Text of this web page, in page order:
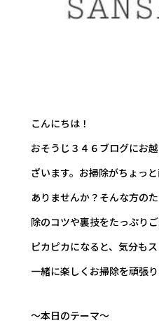
こんにちは！
おそうじ３４６ブログにお
ざいます。お掃除がちょっ
ありませんか？そんな方の
除のコツや裏技をたっぷり
ピカピカになると、気分もス
一緒に楽しくお掃除を頑張
～本日のテーマ～